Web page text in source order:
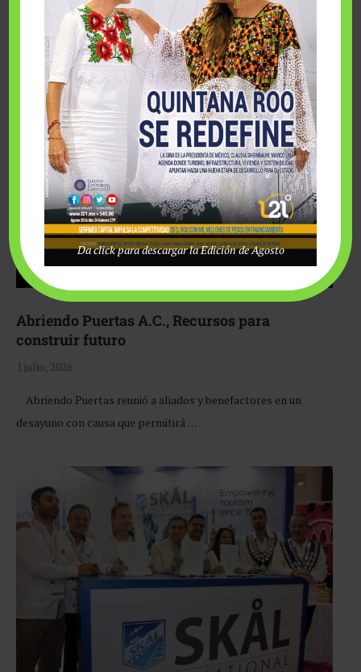
Fairmont Mayakoba y Make-A-Wish México unieron
esfuerzos para hacer realidad el deseo de una …
Abriendo Puertas A.C., Recursos para
construir futuro
1 julio, 2026
Abriendo Puertas reunió a aliados y benefactores en un
desayuno con causa que permitirá …
Da click para descargar la Edición de Agosto